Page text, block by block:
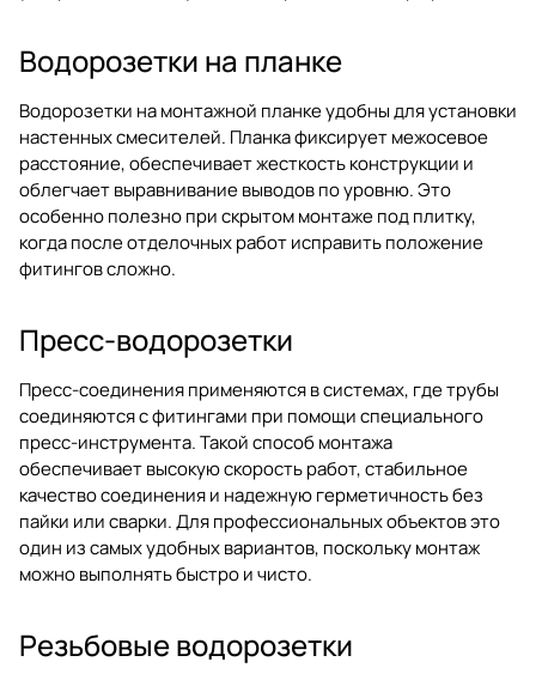
Водорозетки на планке
Водорозетки на монтажной планке удобны для установки
настенных смесителей. Планка фиксирует межосевое
расстояние, обеспечивает жесткость конструкции и
облегчает выравнивание выводов по уровню. Это
особенно полезно при скрытом монтаже под плитку,
когда после отделочных работ исправить положение
фитингов сложно.
Пресс-водорозетки
Пресс-соединения применяются в системах, где трубы
соединяются с фитингами при помощи специального
пресс-инструмента. Такой способ монтажа
обеспечивает высокую скорость работ, стабильное
качество соединения и надежную герметичность без
пайки или сварки. Для профессиональных объектов это
один из самых удобных вариантов, поскольку монтаж
можно выполнять быстро и чисто.
Резьбовые водорозетки